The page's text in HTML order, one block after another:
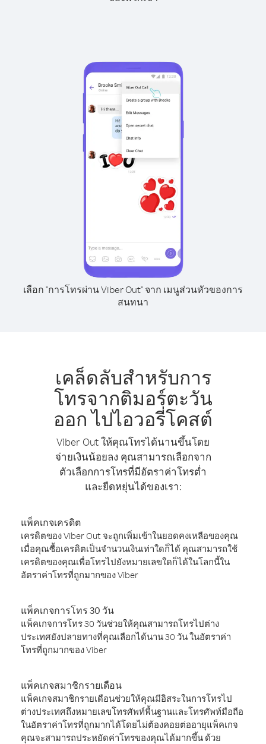
เลือก "การโทรผ่าน Viber Out" จาก เมนูส่วนหัวของการ
สนทนา
เคล็ดลับสำหรับการ
โทรจากติมอร์ตะวัน
ออก ไปไอวอรี่โคสต์
Viber Out ให้คุณโทรได้นานขึ้นโดย
จ่ายเงินน้อยลง คุณสามารถเลือกจาก
ตัวเลือกการโทรที่มีอัตราค่าโทรต่ำ
และยืดหยุ่นได้ของเรา:
แพ็คเกจเครดิต
เครดิตของ Viber Out จะถูกเพิ่มเข้าในยอดคงเหลือของคุณ
เมื่อคุณซื้อเครดิตเป็นจำนวนเงินเท่าใดก็ได้ คุณสามารถใช้
เครดิตของคุณเพื่อโทรไปยังหมายเลขใดก็ได้ในโลกนี้ใน
อัตราค่าโทรที่ถูกมากของ Viber
แพ็คเกจการโทร 30 วัน
แพ็คเกจการโทร 30 วันช่วยให้คุณสามารถโทรไปต่าง
ประเทศยังปลายทางที่คุณเลือกได้นาน 30 วัน ในอัตราค่า
โทรที่ถูกมากของ Viber
แพ็คเกจสมาชิกรายเดือน
แพ็คเกจสมาชิกรายเดือนช่วยให้คุณมีอิสระในการโทรไป
ต่างประเทศถึงหมายเลขโทรศัพท์พื้นฐานและโทรศัพท์มือถือ
ในอัตราค่าโทรที่ถูกมากได้โดยไม่ต้องคอยต่ออายุแพ็คเกจ
คุณจะสามารถประหยัดค่าโทรของคุณได้มากขึ้น ด้วย